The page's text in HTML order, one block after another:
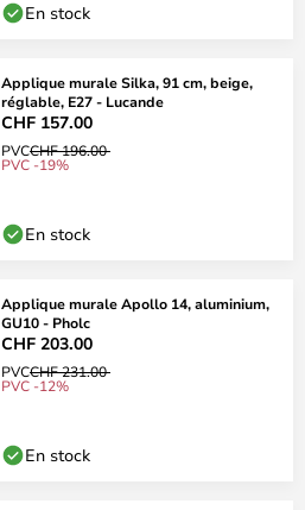
En stock
Applique murale Silka, 91 cm, beige,
réglable, E27 - Lucande
CHF 157.00
PVCCHF 196.00
PVC -19%
En stock
Applique murale Apollo 14, aluminium,
GU10 - Pholc
CHF 203.00
PVCCHF 231.00
PVC -12%
En stock